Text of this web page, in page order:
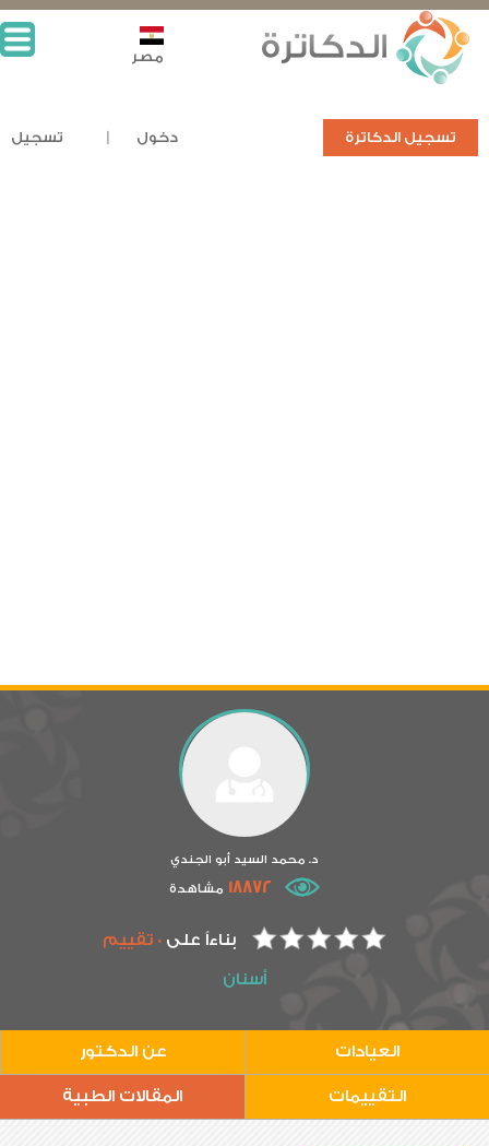
تسجيل الدكاترة دخول تسجيل
مصر
د. محمد السيد أبو الجندي
18872 مشاهدة
بناءاً على0 تقييم
أسنان
العيادات عن الدكتور
التقييمات المقالات الطبية